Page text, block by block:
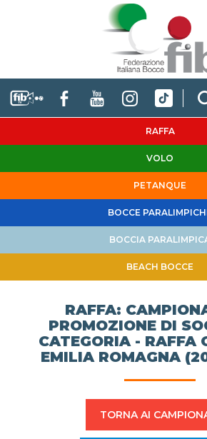
RAFFA
VOLO
PETANQUE
BOCCE
BOCCIA
BEACH BOCCE
RAFFA:
PROMOZIONE DI
CATEGORIA - RAFFA
EMILIA ROMAGNA
TORNA AI